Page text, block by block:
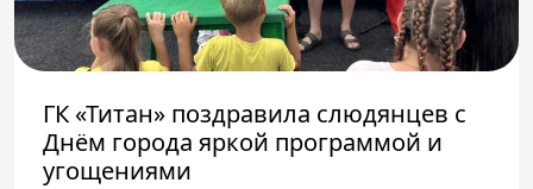
ГК «Титан» поздравила слюдянцев с
Днём города яркой программой и
угощениями